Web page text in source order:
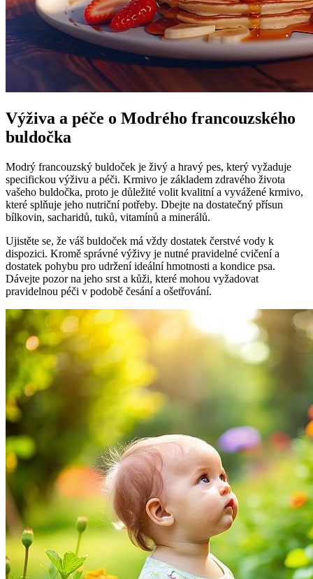
Výživa a péče o Modrého francouzského
buldočka
Modrý francouzský buldoček je živý a hravý pes, který vyžaduje
specifickou výživu a péči. Krmivo je základem zdravého života
vašeho buldočka, proto je důležité volit kvalitní a vyvážené krmivo,
které splňuje jeho nutriční potřeby. Dbejte na dostatečný přísun
bílkovin, sacharidů, tuků, vitamínů a minerálů.
Ujistěte se, že váš buldoček má vždy dostatek čerstvé vody k
dispozici. Kromě správné výživy je nutné pravidelné cvičení a
dostatek pohybu pro udržení ideální hmotnosti a kondice psa.
Dávejte pozor na jeho srst a kůži, které mohou vyžadovat
pravidelnou péči v podobě česání a ošetřování.